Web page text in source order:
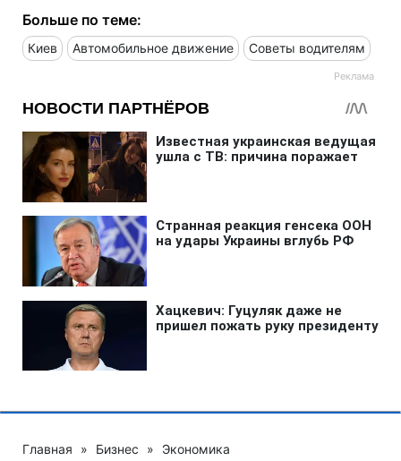
Больше по теме:
Киев Автомобильное движение Советы водителям
Главная » Бизнес » Экономика